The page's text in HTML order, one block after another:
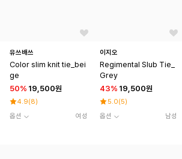
유쓰배쓰
Color slim knit tie_bei
ge
50% 19,500원
4.9(8)
옵션
여성
이지오
Regimental Slub Tie_
Grey
43% 19,500원
5.0(5)
옵션
남성